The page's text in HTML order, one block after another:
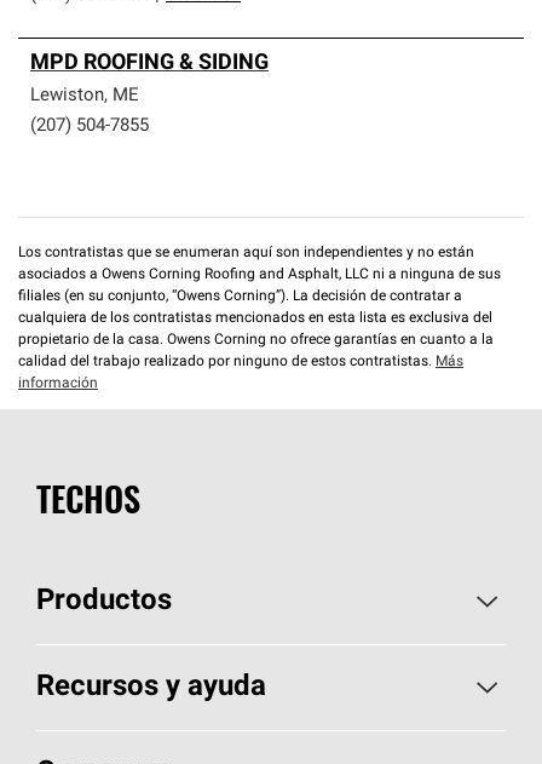
MPD ROOFING & SIDING
Lewiston, ME
(207) 504-7855
Los contratistas que se enumeran aquí son independientes y no están
asociados a Owens Corning Roofing and Asphalt, LLC ni a ninguna de sus
filiales (en su conjunto, “Owens Corning”). La decisión de contratar a
cualquiera de los contratistas mencionados en esta lista es exclusiva del
propietario de la casa. Owens Corning no ofrece garantías en cuanto a la
calidad del trabajo realizado por ninguno de estos contratistas. Más
información
TECHOS
Productos
Elija sus tejas
Encuentre un contratista
Recursos y ayuda